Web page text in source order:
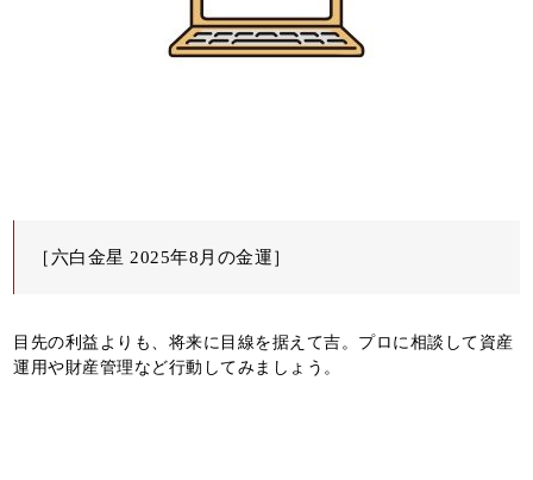
［六白金星 2025年8月の金運］
目先の利益よりも、将来に目線を据えて吉。プロに相談して資産
運用や財産管理など行動してみましょう。